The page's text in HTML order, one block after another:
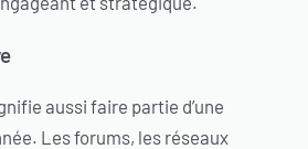
aussi faire partie d’une
Les forums, les réseaux